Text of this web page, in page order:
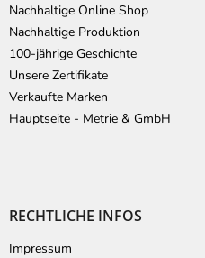
Nachhaltige Online Shop
Nachhaltige Produktion
100-jährige Geschichte
Unsere Zertifikate
Verkaufte Marken
Hauptseite - Metrie & GmbH
RECHTLICHE INFOS
Impressum